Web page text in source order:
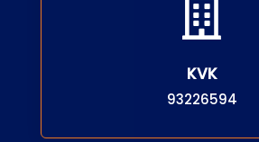

KVK
93226594